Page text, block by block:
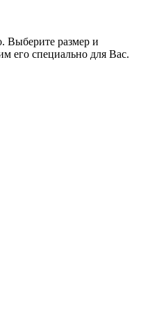
Выберите размер и
его специально для Вас.